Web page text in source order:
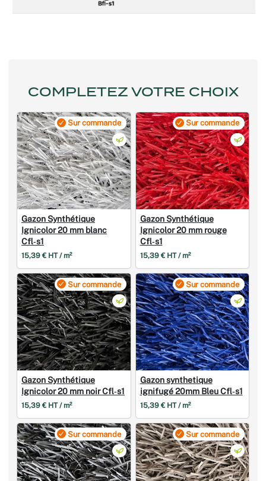
COMPLETEZ VOTRE CHOIX
Sur commande
Gazon Synthétique
Ignicolor 20 mm blanc
Cfl‑s1
15,39 € HT / m²
Sur commande
Gazon Synthétique
Ignicolor 20 mm rouge
Cfl‑s1
15,39 € HT / m²
Sur commande
Gazon Synthétique
Ignicolor 20 mm noir Cfl‑s1
15,39 € HT / m²
Sur commande
Gazon synthetique
ignifugé 20mm Bleu Cfl‑s1
15,39 € HT / m²
Sur commande Sur commande